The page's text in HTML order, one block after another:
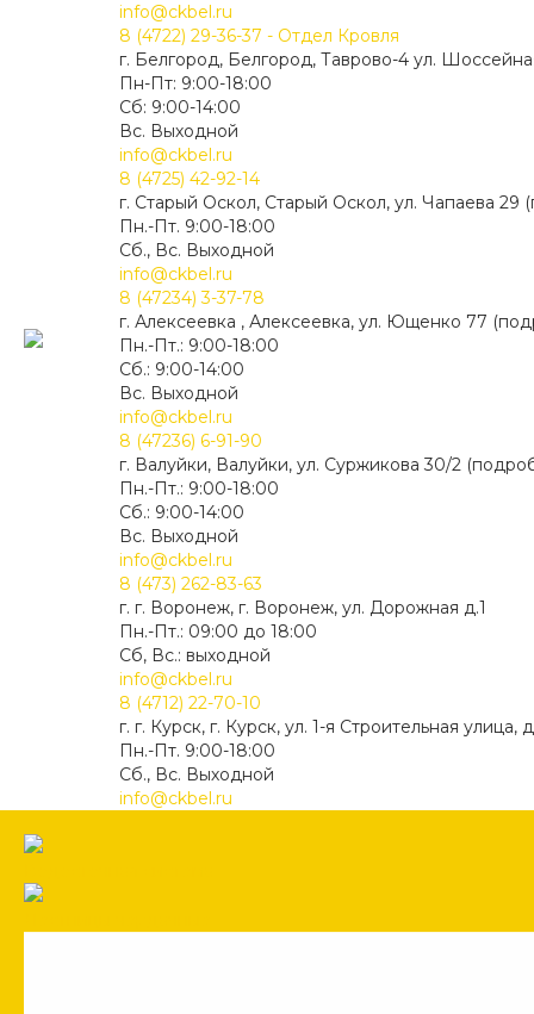
info@ckbel.ru
8 (4722) 29-36-37 - Отдел Кровля
г. Белгород, Белгород, Таврово-4 ул.
Пн-Пт: 9:00-18:00
Cб: 9:00-14:00
Вс. Выходной
info@ckbel.ru
8 (4725) 42-92-14
г. Старый Оскол, Старый Оскол, ул. Чапаева 29
Пн.-Пт. 9:00-18:00
Сб., Вс. Выходной
info@ckbel.ru
8 (47234) 3-37-78
г. Алексеевка , Алексеевка, ул. Ющенко 77
Пн.-Пт.: 9:00-18:00
Сб.: 9:00-14:00
Вс. Выходной
info@ckbel.ru
8 (47236) 6-91-90
г. Валуйки, Валуйки, ул. Суржикова 30/2
Пн.-Пт.: 9:00-18:00
Сб.: 9:00-14:00
Вс. Выходной
info@ckbel.ru
8 (473) 262-83-63
г. г. Воронеж, г. Воронеж, ул. Дорожная д.1
Пн.-Пт.: 09:00 до 18:00
Сб, Вс.: выходной
info@ckbel.ru
8 (4712) 22-70-10
г. г. Курск, г. Курск, ул. 1-я Строительная улица,
Пн.-Пт. 9:00-18:00
Сб., Вс. Выходной
info@ckbel.ru